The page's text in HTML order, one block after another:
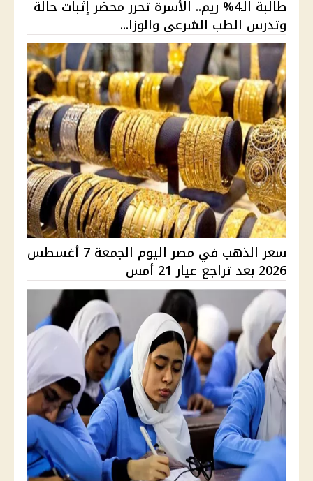
طالبة الـ4% ريم.. الأسرة تحرر محضر إثبات حالة
وتدرس الطب الشرعي والوزا...
سعر الذهب في مصر اليوم الجمعة 7 أغسطس
2026 بعد تراجع عيار 21 أمس